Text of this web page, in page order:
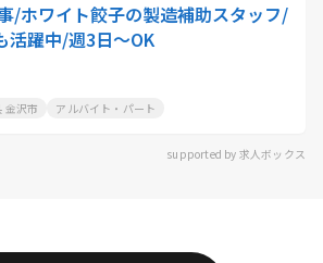
/ホワイト餃子の製造補助スタッフ/
活躍中/週3日～OK
金沢市 アルバイト・パート
supported by 求人ボックス